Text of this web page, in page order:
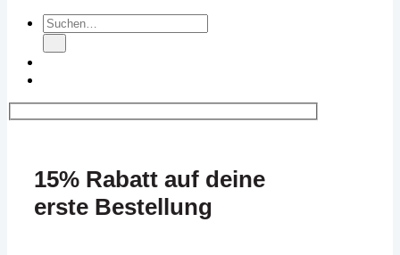
Suchen
nach:
15% Rabatt auf deine
erste Bestellung